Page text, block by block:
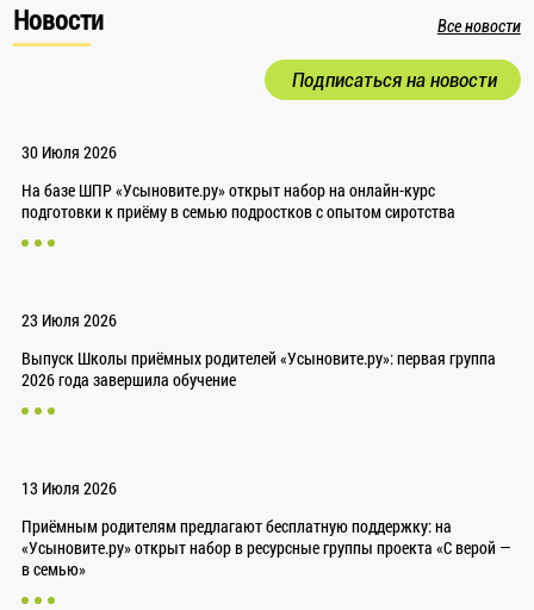
Новости Все новости
Подписаться на новости
30 Июля 2026
На базе ШПР «Усыновите.ру» открыт набор на онлайн-курс
подготовки к приёму в семью подростков с опытом сиротства
23 Июля 2026
Выпуск Школы приёмных родителей «Усыновите.ру»: первая группа
2026 года завершила обучение
13 Июля 2026
Приёмным родителям предлагают бесплатную поддержку: на
«Усыновите.ру» открыт набор в ресурсные группы проекта «С верой —
в семью»